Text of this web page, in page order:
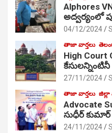
Alphores
అద్వర్యంలో
04/12/2024
తాజా వార్తలు
High
27/11/2024
తాజా వార్తలు జిల్లా
Advocate
సుధీర్ కుమార్
24/11/2024